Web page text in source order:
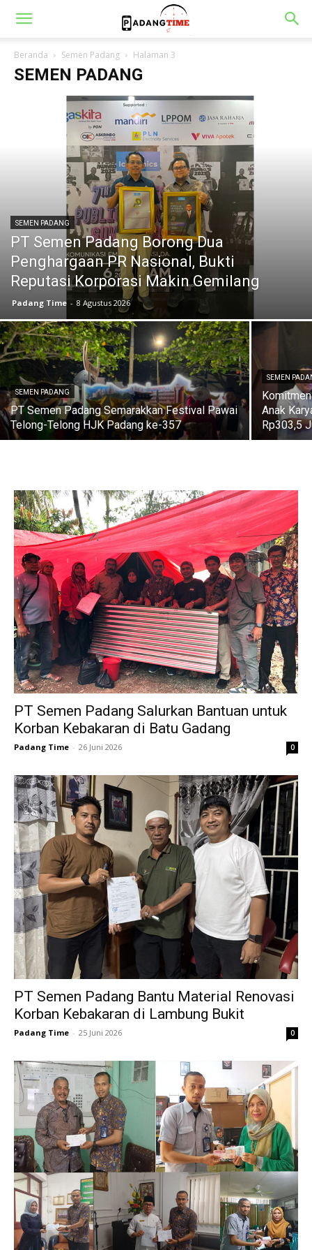
Beranda Semen Padang Halaman 3
SEMEN PADANG
SEMEN PADANG
PT Semen Padang Borong Dua
Penghargaan PR Nasional, Bukti
Reputasi Korporasi Makin Gemilang
Padang Time - 8 Agustus 2026
SEMEN PADANG
PT Semen Padang Semarakkan Festival Pawai
Telong-Telong HJK Padang ke-357
SEMEN
Anak
Rp303,5
PT Semen Padang Salurkan Bantuan untuk
Korban Kebakaran di Batu Gadang
Padang Time - 26 Juni 2026 0
PT Semen Padang Bantu Material Renovasi
Korban Kebakaran di Lambung Bukit
Padang Time - 25 Juni 2026 0